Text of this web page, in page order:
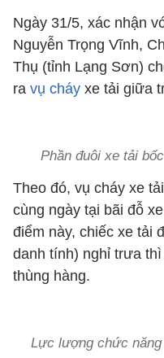
Ngày 31/5, xác nhận
Nguyễn Trọng Vĩnh,
Thụ (tỉnh Lạng Sơn)
ra vụ cháy xe tải giữa
Phần đuôi xe tải
Theo đó, vụ cháy xe
cùng ngày tại bãi đỗ
điểm này, chiếc xe tải
danh tính) nghỉ trưa
thùng hàng.
Lực lượng chức